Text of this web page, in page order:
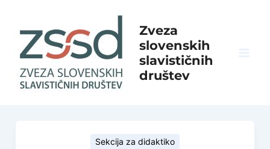
content
Zveza
slovenskih
slavističnih
društev
Sekcija za didaktiko